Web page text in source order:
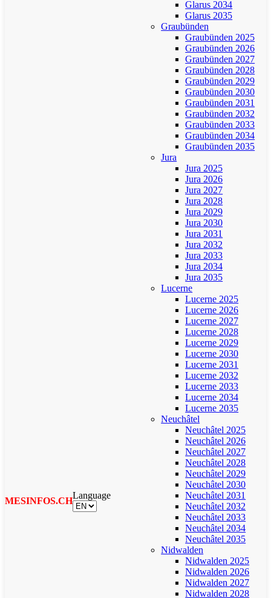
MESINFOS.CH
Language
Glarus 2034
Glarus 2035
Graubünden
Graubünden 2025
Graubünden 2026
Graubünden 2027
Graubünden 2028
Graubünden 2029
Graubünden 2030
Graubünden 2031
Graubünden 2032
Graubünden 2033
Graubünden 2034
Graubünden 2035
Jura
Jura 2025
Jura 2026
Jura 2027
Jura 2028
Jura 2029
Jura 2030
Jura 2031
Jura 2032
Jura 2033
Jura 2034
Jura 2035
Lucerne
Lucerne 2025
Lucerne 2026
Lucerne 2027
Lucerne 2028
Lucerne 2029
Lucerne 2030
Lucerne 2031
Lucerne 2032
Lucerne 2033
Lucerne 2034
Lucerne 2035
Neuchâtel
Neuchâtel 2025
Neuchâtel 2026
Neuchâtel 2027
Neuchâtel 2028
Neuchâtel 2029
Neuchâtel 2030
Neuchâtel 2031
Neuchâtel 2032
Neuchâtel 2033
Neuchâtel 2034
Neuchâtel 2035
Nidwalden
Nidwalden 2025
Nidwalden 2026
Nidwalden 2027
Nidwalden 2028